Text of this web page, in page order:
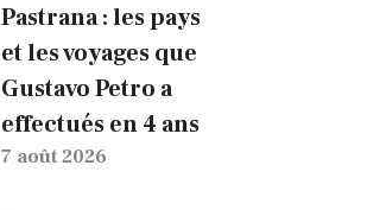
Pastrana : les pays
et les voyages que
Gustavo Petro a
effectués en 4 ans
7 août 2026